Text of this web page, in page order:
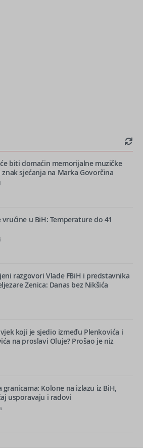
biti domaćin memorijalne muzičke
znak sjećanja na Marka Govorčina
vrućine u BiH: Temperature do 41
razgovori Vlade FBiH i predstavnika
Zenica: Danas bez Nikšića
koji je sjedio između Plenkovića i
na proslavi Oluje? Prošao je niz
granicama: Kolone na izlazu iz BiH,
usporavaju i radovi